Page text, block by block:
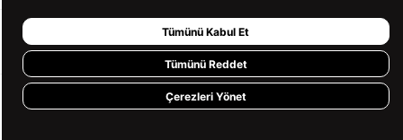
HIZLI ERİŞİM
KVKK ve GİZLİLİK
Tümünü Kabul Et
Tümünü Reddet
Çerezleri Yönet